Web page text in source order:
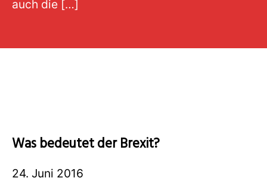
auch die […]
Was bedeutet der Brexit?
24. Juni 2016